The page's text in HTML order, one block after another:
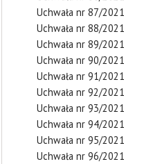
Uchwała nr 87/2021
Uchwała nr 88/2021
Uchwała nr 89/2021
Uchwała nr 90/2021
Uchwała nr 91/2021
Uchwała nr 92/2021
Uchwała nr 93/2021
Uchwała nr 94/2021
Uchwała nr 95/2021
Uchwała nr 96/2021